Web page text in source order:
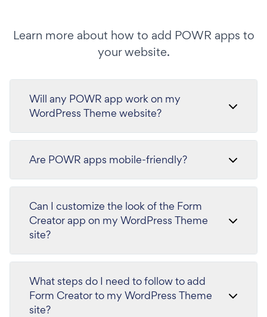
Learn more about how to add POWR apps to
your website.
Will any POWR app work on my
WordPress Theme website?
Are POWR apps mobile-friendly?
Can I customize the look of the Form
Creator app on my WordPress Theme
site?
What steps do I need to follow to add
Form Creator to my WordPress Theme
site?